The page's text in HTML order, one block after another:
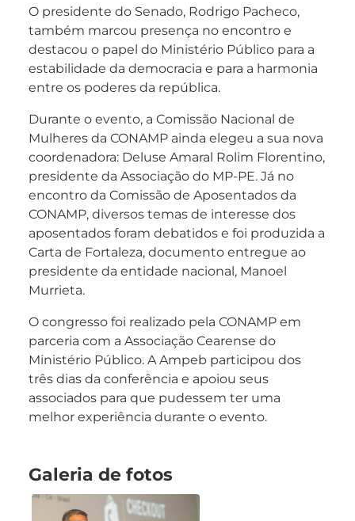
O presidente do Senado, Rodrigo Pacheco,
também marcou presença no encontro e
destacou o papel do Ministério Público para a
estabilidade da democracia e para a harmonia
entre os poderes da república.
Durante o evento, a Comissão Nacional de
Mulheres da CONAMP ainda elegeu a sua nova
coordenadora: Deluse Amaral Rolim Florentino,
presidente da Associação do MP-PE. Já no
encontro da Comissão de Aposentados da
CONAMP, diversos temas de interesse dos
aposentados foram debatidos e foi produzida a
Carta de Fortaleza, documento entregue ao
presidente da entidade nacional, Manoel
Murrieta.
O congresso foi realizado pela CONAMP em
parceria com a Associação Cearense do
Ministério Público. A Ampeb participou dos
três dias da conferência e apoiou seus
associados para que pudessem ter uma
melhor experiência durante o evento.
Galeria de fotos